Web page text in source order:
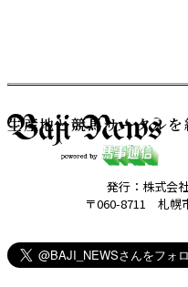
生産地と競馬サークル
発行：株式会
〒060-8711 札幌